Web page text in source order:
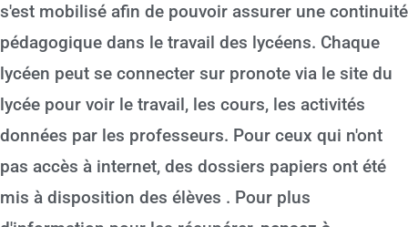
s'est mobilisé afin de pouvoir assurer une continuité
pédagogique dans le travail des lycéens. Chaque
lycéen peut se connecter sur pronote via le site du
lycée pour voir le travail, les cours, les activités
données par les professeurs. Pour ceux qui n'ont
pas accès à internet, des dossiers papiers ont été
mis à disposition des élèves . Pour plus